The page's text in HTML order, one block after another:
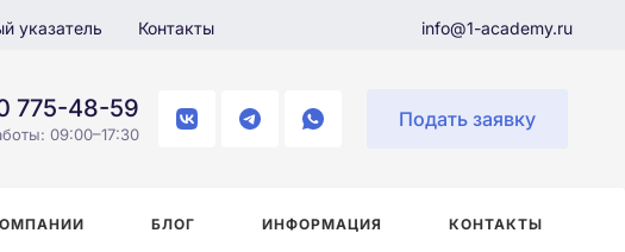
указатель Контакты info@1-academy.ru
775-48-59
09:00–17:30
Подать заявку
БЛОГ ИНФОРМАЦИЯ КОНТАКТЫ